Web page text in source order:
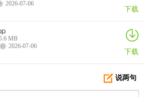
2026-07-06 下载
MB
2026-07-06 下载
说两句